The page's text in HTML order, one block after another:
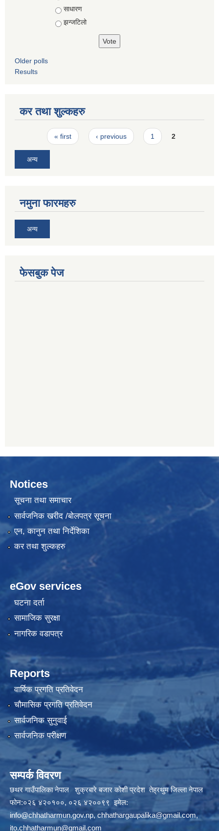
साधारण
झन्जटिलो
Older polls
Results
कर तथा शुल्कहरु
Pages« first ‹ previous 1 2
अन्य
नमुना फारमहरु
अन्य
फेसबुक पेज
Notices
सूचना तथा समाचार
सार्वजनिक खरीद /बोलपत्र सूचना
एन, कानुन तथा निर्देशिका
कर तथा शुल्कहरु
eGov services
घटना दर्ता
सामाजिक सुरक्षा
नागरिक वडापत्र
Reports
वार्षिक प्रगति प्रतिवेदन
चौमासिक प्रगति प्रतिवेदन
सार्वजनिक सुनुवाई
सार्वजनिक परीक्षण
सम्पर्क विवरण
छथर गाउँपालिका नेपाल शुक्रबारे बजार कोशी प्रदेश तेह्रथुम जिल्ला नेपाल
फोन:०२६ ४२०१००, ०२६ ४२००९९ इमेल:
info@chhatharmun.gov.np, chhathargaupalika@gmail.com,
ito.chhatharmun@gmail.com